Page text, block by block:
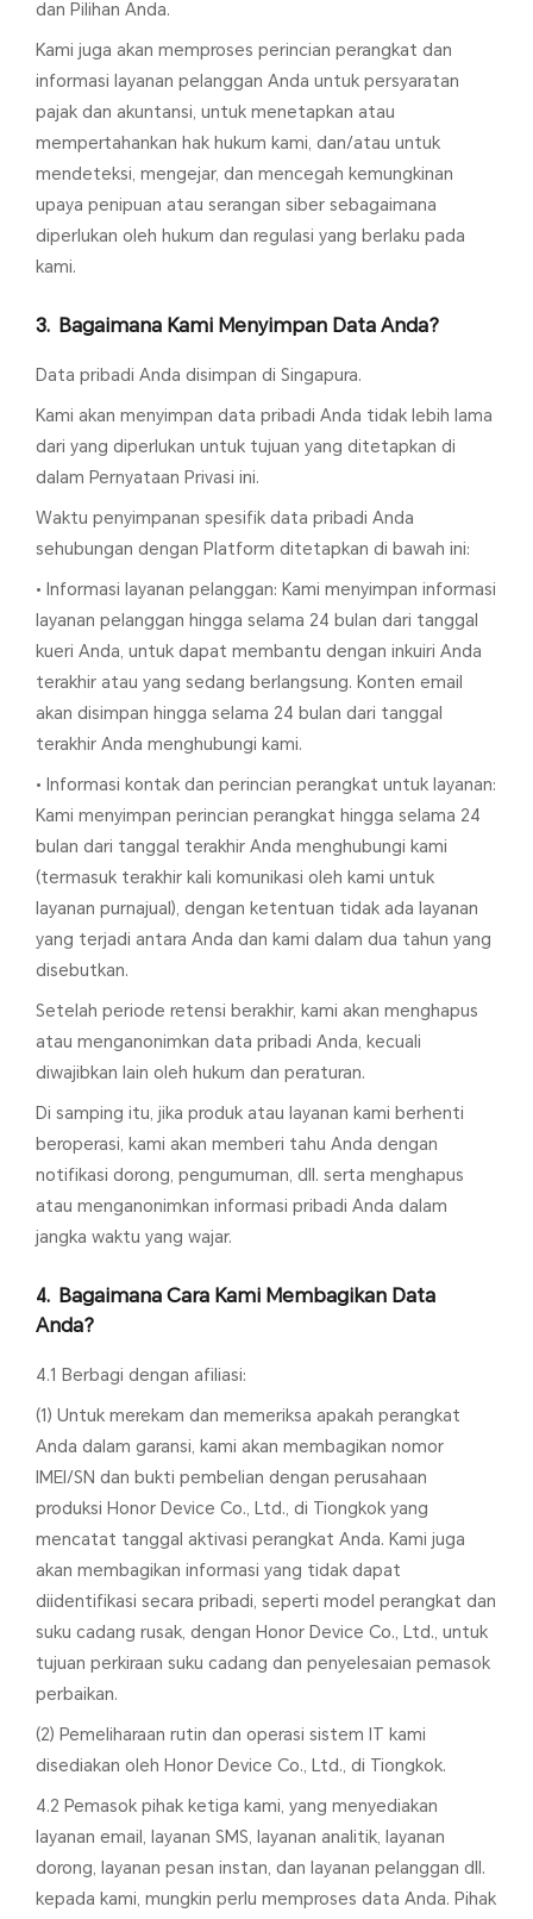
dan Pilihan Anda.
Kami juga akan memproses perincian perangkat dan
informasi layanan pelanggan Anda untuk persyaratan
pajak dan akuntansi, untuk menetapkan atau
mempertahankan hak hukum kami, dan/atau untuk
mendeteksi, mengejar, dan mencegah kemungkinan
upaya penipuan atau serangan siber sebagaimana
diperlukan oleh hukum dan regulasi yang berlaku pada
kami.
Bagaimana Kami Menyimpan Data Anda?
Data pribadi Anda disimpan di Singapura.
Kami akan menyimpan data pribadi Anda tidak lebih lama
dari yang diperlukan untuk tujuan yang ditetapkan di
dalam Pernyataan Privasi ini.
Waktu penyimpanan spesifik data pribadi Anda
sehubungan dengan Platform ditetapkan di bawah ini:
• Informasi layanan pelanggan: Kami menyimpan informasi
layanan pelanggan hingga selama 24 bulan dari tanggal
kueri Anda, untuk dapat membantu dengan inkuiri Anda
terakhir atau yang sedang berlangsung. Konten email
akan disimpan hingga selama 24 bulan dari tanggal
terakhir Anda menghubungi kami.
• Informasi kontak dan perincian perangkat untuk layanan:
Kami menyimpan perincian perangkat hingga selama 24
bulan dari tanggal terakhir Anda menghubungi kami
(termasuk terakhir kali komunikasi oleh kami untuk
layanan purnajual), dengan ketentuan tidak ada layanan
yang terjadi antara Anda dan kami dalam dua tahun yang
disebutkan.
Setelah periode retensi berakhir, kami akan menghapus
atau menganonimkan data pribadi Anda, kecuali
diwajibkan lain oleh hukum dan peraturan.
Di samping itu, jika produk atau layanan kami berhenti
beroperasi, kami akan memberi tahu Anda dengan
notifikasi dorong, pengumuman, dll. serta menghapus
atau menganonimkan informasi pribadi Anda dalam
jangka waktu yang wajar.
Bagaimana Cara Kami Membagikan Data
Anda?
4.1 Berbagi dengan afiliasi:
(1) Untuk merekam dan memeriksa apakah perangkat
Anda dalam garansi, kami akan membagikan nomor
IMEI/SN dan bukti pembelian dengan perusahaan
produksi Honor Device Co., Ltd., di Tiongkok yang
mencatat tanggal aktivasi perangkat Anda. Kami juga
akan membagikan informasi yang tidak dapat
diidentifikasi secara pribadi, seperti model perangkat dan
suku cadang rusak, dengan Honor Device Co., Ltd., untuk
tujuan perkiraan suku cadang dan penyelesaian pemasok
perbaikan.
(2) Pemeliharaan rutin dan operasi sistem IT kami
disediakan oleh Honor Device Co., Ltd., di Tiongkok.
4.2 Pemasok pihak ketiga kami, yang menyediakan
layanan email, layanan SMS, layanan analitik, layanan
dorong, layanan pesan instan, dan layanan pelanggan dll.
kepada kami, mungkin perlu memproses data Anda. Pihak